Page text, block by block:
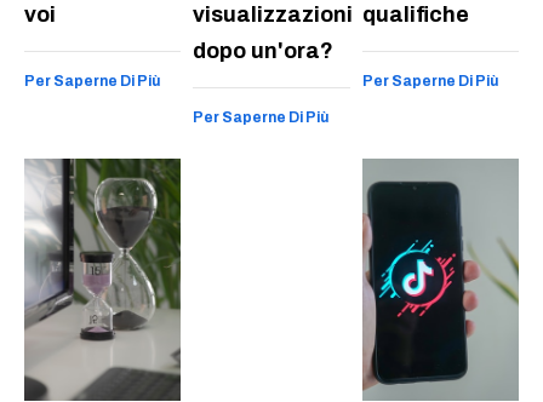
voi
Per Saperne Di Più
visualizzazioni
dopo un'ora?
Per Saperne Di Più
qualifiche
Per Saperne Di Più